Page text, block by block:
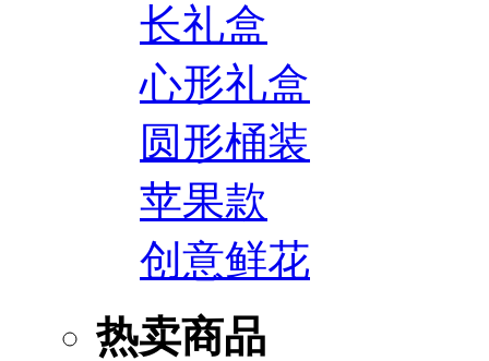
长礼盒
心形礼盒
圆形桶装
苹果款
创意鲜花
热卖商品